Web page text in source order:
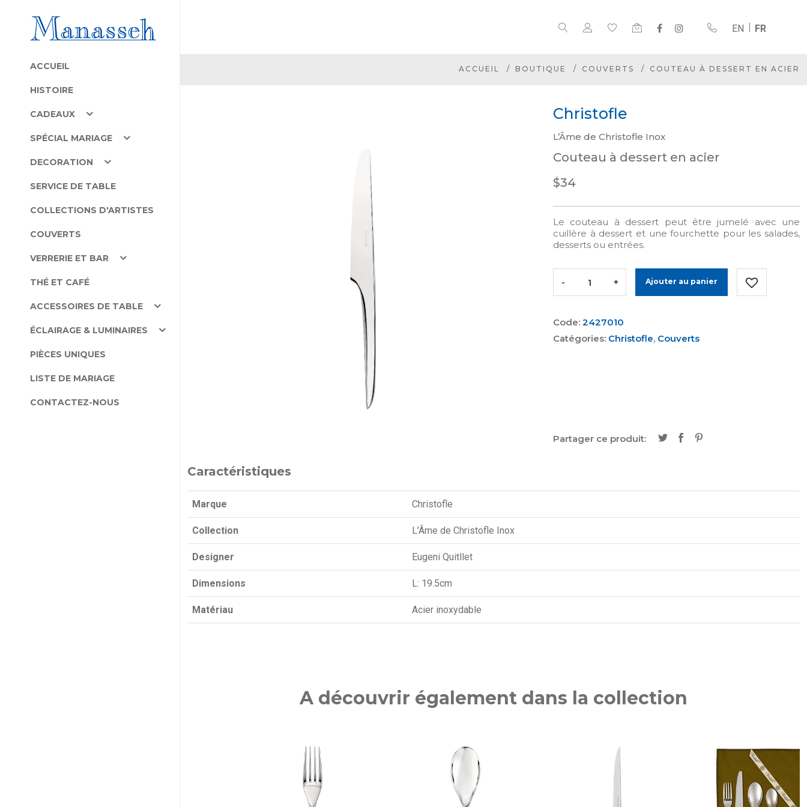
EN FR
ACCUEIL
HISTOIRE
CADEAUX
SPÉCIAL MARIAGE
DECORATION
SERVICE DE TABLE
COLLECTIONS D'ARTISTES
COUVERTS
VERRERIE ET BAR
THÉ ET CAFÉ
ACCESSOIRES DE TABLE
ÉCLAIRAGE & LUMINAIRES
PIÈCES UNIQUES
LISTE DE MARIAGE
CONTACTEZ-NOUS
ACCUEIL BOUTIQUE COUVERTS COUTEAU À DESSERT EN ACIER
Christofle
L’Âme de Christofle Inox
Couteau à dessert en acier
$34
Le couteau à dessert peut être jumelé avec une
cuillère à dessert et une fourchette pour les salades,
desserts ou entrées.
- + Ajouter au panier
Code: 2427010
Catégories: Christofle, Couverts
Partager ce produit:
Caractéristiques
Marque Christofle
Collection L’Âme de Christofle Inox
Designer Eugeni Quitllet
Dimensions L: 19.5cm
Matériau Acier inoxydable
A découvrir également dans la collection
NOUVEAU